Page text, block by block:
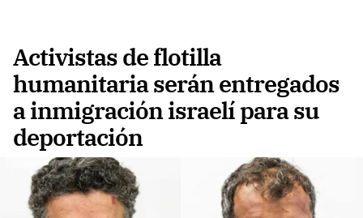
Activistas de flotilla
humanitaria serán entregados
a inmigración israelí para su
deportación